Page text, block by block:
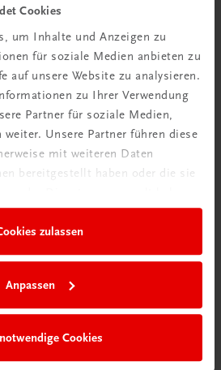
Cookies
um Inhalte und Anzeigen zu
für soziale Medien anbieten zu
auf unsere Website zu analysieren.
zu Ihrer Verwendung
Partner für soziale Medien,
weiter. Unsere Partner führen diese
mit weiteren Daten
bereitgestellt haben oder die sie
zulassen
Anpassen
Cookies
und neue Kreationen